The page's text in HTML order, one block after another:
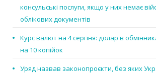
консульські послуги, якщо у них немає
облікових документів
Курс валют на 4 серпня: долар в
на 10 копійок
Уряд назвав законопроєкти, без яких